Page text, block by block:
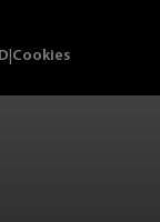
Cookies